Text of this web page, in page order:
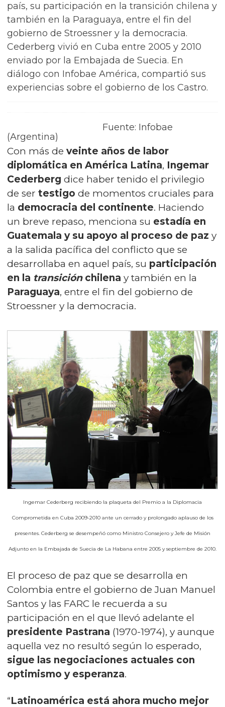
país, su participación en la transición chilena y
también en la Paraguaya, entre el fin del
gobierno de Stroessner y la democracia.
Cederberg vivió en Cuba entre 2005 y 2010
enviado por la Embajada de Suecia. En
diálogo con Infobae América, compartió sus
experiencias sobre el gobierno de los Castro.
Fuente: Infobae
(Argentina)
Con más de veinte años de labor
diplomática en América Latina, Ingemar
Cederberg dice haber tenido el privilegio
de ser testigo de momentos cruciales para
la democracia del continente. Haciendo
un breve repaso, menciona su estadía en
Guatemala y su apoyo al proceso de paz y
a la salida pacífica del conflicto que se
desarrollaba en aquel país, su participación
en la transiciónchilena y también en la
Paraguaya, entre el fin del gobierno de
Stroessner y la democracia.
Ingemar Cederberg recibiendo la plaqueta del Premio a la Diplomacia
Comprometida en Cuba 2009-2010 ante un cerrado y prolongado aplauso de los
presentes. Cederberg se desempeñó como Ministro Consejero y Jefe de Misión
Adjunto en la Embajada de Suecia de La Habana entre 2005 y septiembre de 2010.
El proceso de paz que se desarrolla en
Colombia entre el gobierno deJuan Manuel
Santos y las FARC le recuerda a su
participación en el que llevó adelante el
presidente Pastrana (1970-1974), y aunque
aquella vez no resultó según lo esperado,
sigue las negociaciones actuales con
optimismo y esperanza.
“Latinoamérica está ahora mucho mejor